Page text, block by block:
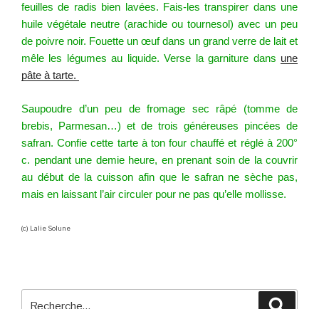
feuilles de radis bien lavées. Fais-les transpirer dans une
huile végétale neutre (arachide ou tournesol) avec un peu
de poivre noir. Fouette un œuf dans un grand verre de lait et
mêle les légumes au liquide. Verse la garniture dans une
pâte à tarte.
Saupoudre d’un peu de fromage sec râpé (tomme de
brebis, Parmesan…) et de trois généreuses pincées de
safran. Confie cette tarte à ton four chauffé et réglé à 200°
c. pendant une demie heure, en prenant soin de la couvrir
au début de la cuisson afin que le safran ne sèche pas,
mais en laissant l’air circuler pour ne pas qu’elle mollisse.
(c) Lalie Solune